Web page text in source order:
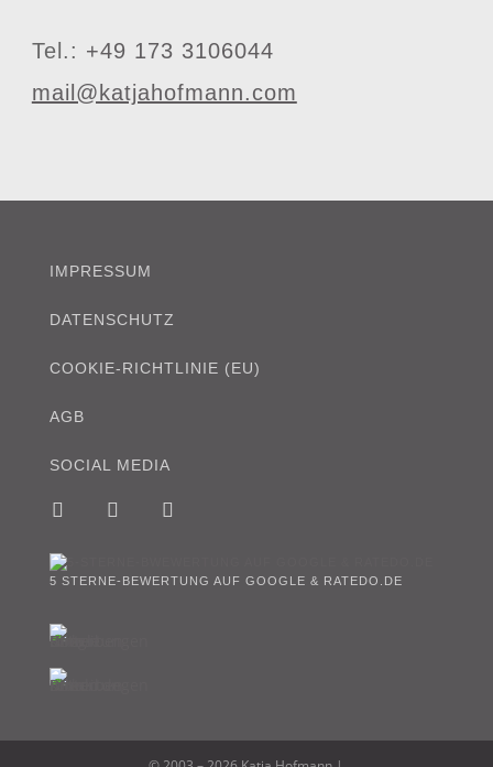
Tel.: +49 173 3106044
mail@katjahofmann.com
IMPRESSUM
DATENSCHUTZ
COOKIE-RICHTLINIE (EU)
AGB
SOCIAL MEDIA
5 STERNE-BEWERTUNG AUF GOOGLE & RATEDO.DE